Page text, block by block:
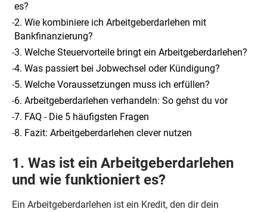
es?
-2. Wie kombiniere ich Arbeitgeberdarlehen mit
Bankfinanzierung?
-3. Welche Steuervorteile bringt ein Arbeitgeberdarlehen?
-4. Was passiert bei Jobwechsel oder Kündigung?
-5. Welche Voraussetzungen muss ich erfüllen?
-6. Arbeitgeberdarlehen verhandeln: So gehst du vor
-7. FAQ - Die 5 häufigsten Fragen
-8. Fazit: Arbeitgeberdarlehen clever nutzen
1. Was ist ein Arbeitgeberdarlehen
und wie funktioniert es?
Ein Arbeitgeberdarlehen ist ein Kredit, den dir dein